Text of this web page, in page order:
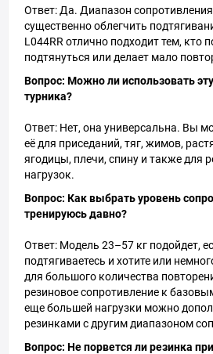
Ответ: Да. Диапазон
существенно облегчить
L044RR отлично подходит тем, кто
подтянуться или делает мало
Вопрос: Можно ли использовать
турника?
Ответ: Нет, она универсальна. Вы
её для приседаний, тяг, жимов,
ягодицы, плечи, спину и также для
нагрузок.
Вопрос: Как выбрать уровень
тренируюсь давно?
Ответ: Модель 23–57 кг подойдет,
подтягиваетесь и хотите или
для большого количества
резиновое сопротивление к
еще большей нагрузки можно
резинками с другим диапазоном
Вопрос: Не порвется ли резинка